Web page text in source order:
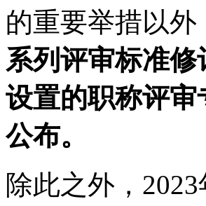
的重要举措以外
系列评审标准
设置的职称评
公布。
除此之外，